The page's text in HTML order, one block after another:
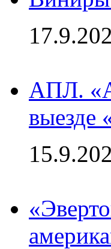
АПЛ.
выезде